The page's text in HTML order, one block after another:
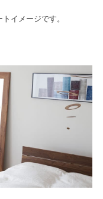
イメージです。